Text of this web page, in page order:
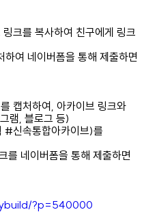
크를 복사하여 친구에게 링크
여 네이버폼을 통해 제출하면
캡처하여, 아카이브 링크와
램, 블로그 등)
신속통합아카이브)를
를 네이버폼을 통해 제출하면
?p=540000